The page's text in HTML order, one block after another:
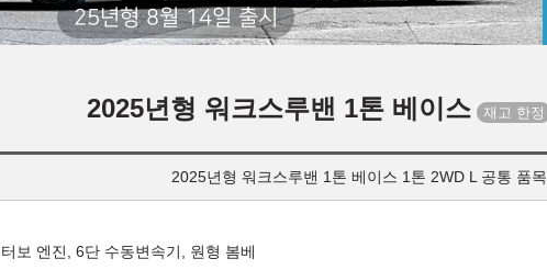
25년형 8월 14일 출시
2025년형 워크스루밴 1톤 베이스
2025년형 워크스루밴 1톤 베이스 1톤 2WD L 공통 품목
보 엔진, 6단 수동변속기, 원형 봄베